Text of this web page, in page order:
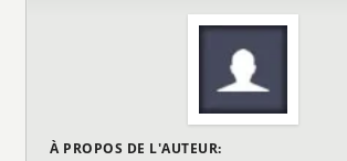
À PROPOS DE L'AUTEUR: